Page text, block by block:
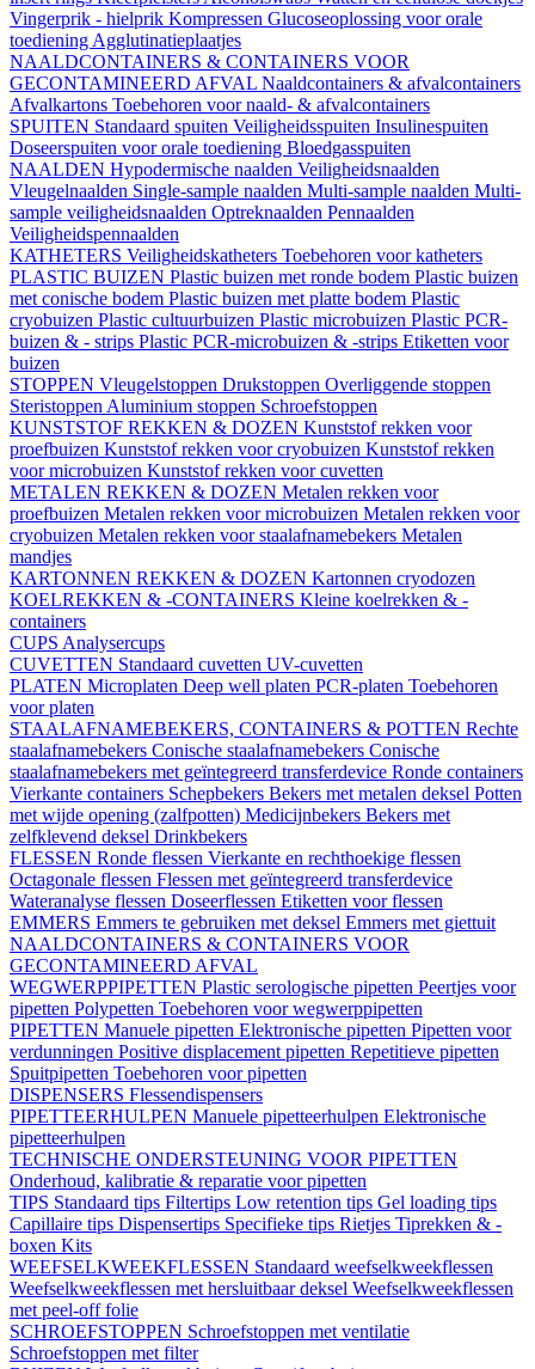
Vingerprik - hielprik Kompressen Glucoseoplossing voor orale
toediening Agglutinatieplaatjes
NAALDCONTAINERS & CONTAINERS VOOR
GECONTAMINEERD AFVAL Naaldcontainers & afvalcontainers
Afvalkartons Toebehoren voor naald- & afvalcontainers
SPUITEN Standaard spuiten Veiligheidsspuiten Insulinespuiten
Doseerspuiten voor orale toediening Bloedgasspuiten
NAALDEN Hypodermische naalden Veiligheidsnaalden
Vleugelnaalden Single-sample naalden Multi-sample naalden Multi-
sample veiligheidsnaalden Optreknaalden Pennaalden
Veiligheidspennaalden
KATHETERS Veiligheidskatheters Toebehoren voor katheters
PLASTIC BUIZEN Plastic buizen met ronde bodem Plastic buizen
met conische bodem Plastic buizen met platte bodem Plastic
cryobuizen Plastic cultuurbuizen Plastic microbuizen Plastic PCR-
buizen & - strips Plastic PCR-microbuizen & -strips Etiketten voor
buizen
STOPPEN Vleugelstoppen Drukstoppen Overliggende stoppen
Steristoppen Aluminium stoppen Schroefstoppen
KUNSTSTOF REKKEN & DOZEN Kunststof rekken voor
proefbuizen Kunststof rekken voor cryobuizen Kunststof rekken
voor microbuizen Kunststof rekken voor cuvetten
METALEN REKKEN & DOZEN Metalen rekken voor
proefbuizen Metalen rekken voor microbuizen Metalen rekken voor
cryobuizen Metalen rekken voor staalafnamebekers Metalen
mandjes
KARTONNEN REKKEN & DOZEN Kartonnen cryodozen
KOELREKKEN & -CONTAINERS Kleine koelrekken & -
containers
CUPS Analysercups
CUVETTEN Standaard cuvetten UV-cuvetten
PLATEN Microplaten Deep well platen PCR-platen Toebehoren
voor platen
STAALAFNAMEBEKERS, CONTAINERS & POTTEN Rechte
staalafnamebekers Conische staalafnamebekers Conische
staalafnamebekers met geïntegreerd transferdevice Ronde containers
Vierkante containers Schepbekers Bekers met metalen deksel Potten
met wijde opening (zalfpotten) Medicijnbekers Bekers met
zelfklevend deksel Drinkbekers
FLESSEN Ronde flessen Vierkante en rechthoekige flessen
Octagonale flessen Flessen met geïntegreerd transferdevice
Wateranalyse flessen Doseerflessen Etiketten voor flessen
EMMERS Emmers te gebruiken met deksel Emmers met giettuit
NAALDCONTAINERS & CONTAINERS VOOR
GECONTAMINEERD AFVAL
WEGWERPPIPETTEN Plastic serologische pipetten Peertjes voor
pipetten Polypetten Toebehoren voor wegwerppipetten
PIPETTEN Manuele pipetten Elektronische pipetten Pipetten voor
verdunningen Positive displacement pipetten Repetitieve pipetten
Spuitpipetten Toebehoren voor pipetten
DISPENSERS Flessendispensers
PIPETTEERHULPEN Manuele pipetteerhulpen Elektronische
pipetteerhulpen
TECHNISCHE ONDERSTEUNING VOOR PIPETTEN
Onderhoud, kalibratie & reparatie voor pipetten
TIPS Standaard tips Filtertips Low retention tips Gel loading tips
Capillaire tips Dispensertips Specifieke tips Rietjes Tiprekken & -
boxen Kits
WEEFSELKWEEKFLESSEN Standaard weefselkweekflessen
Weefselkweekflessen met hersluitbaar deksel Weefselkweekflessen
met peel-off folie
SCHROEFSTOPPEN Schroefstoppen met ventilatie
Schroefstoppen met filter